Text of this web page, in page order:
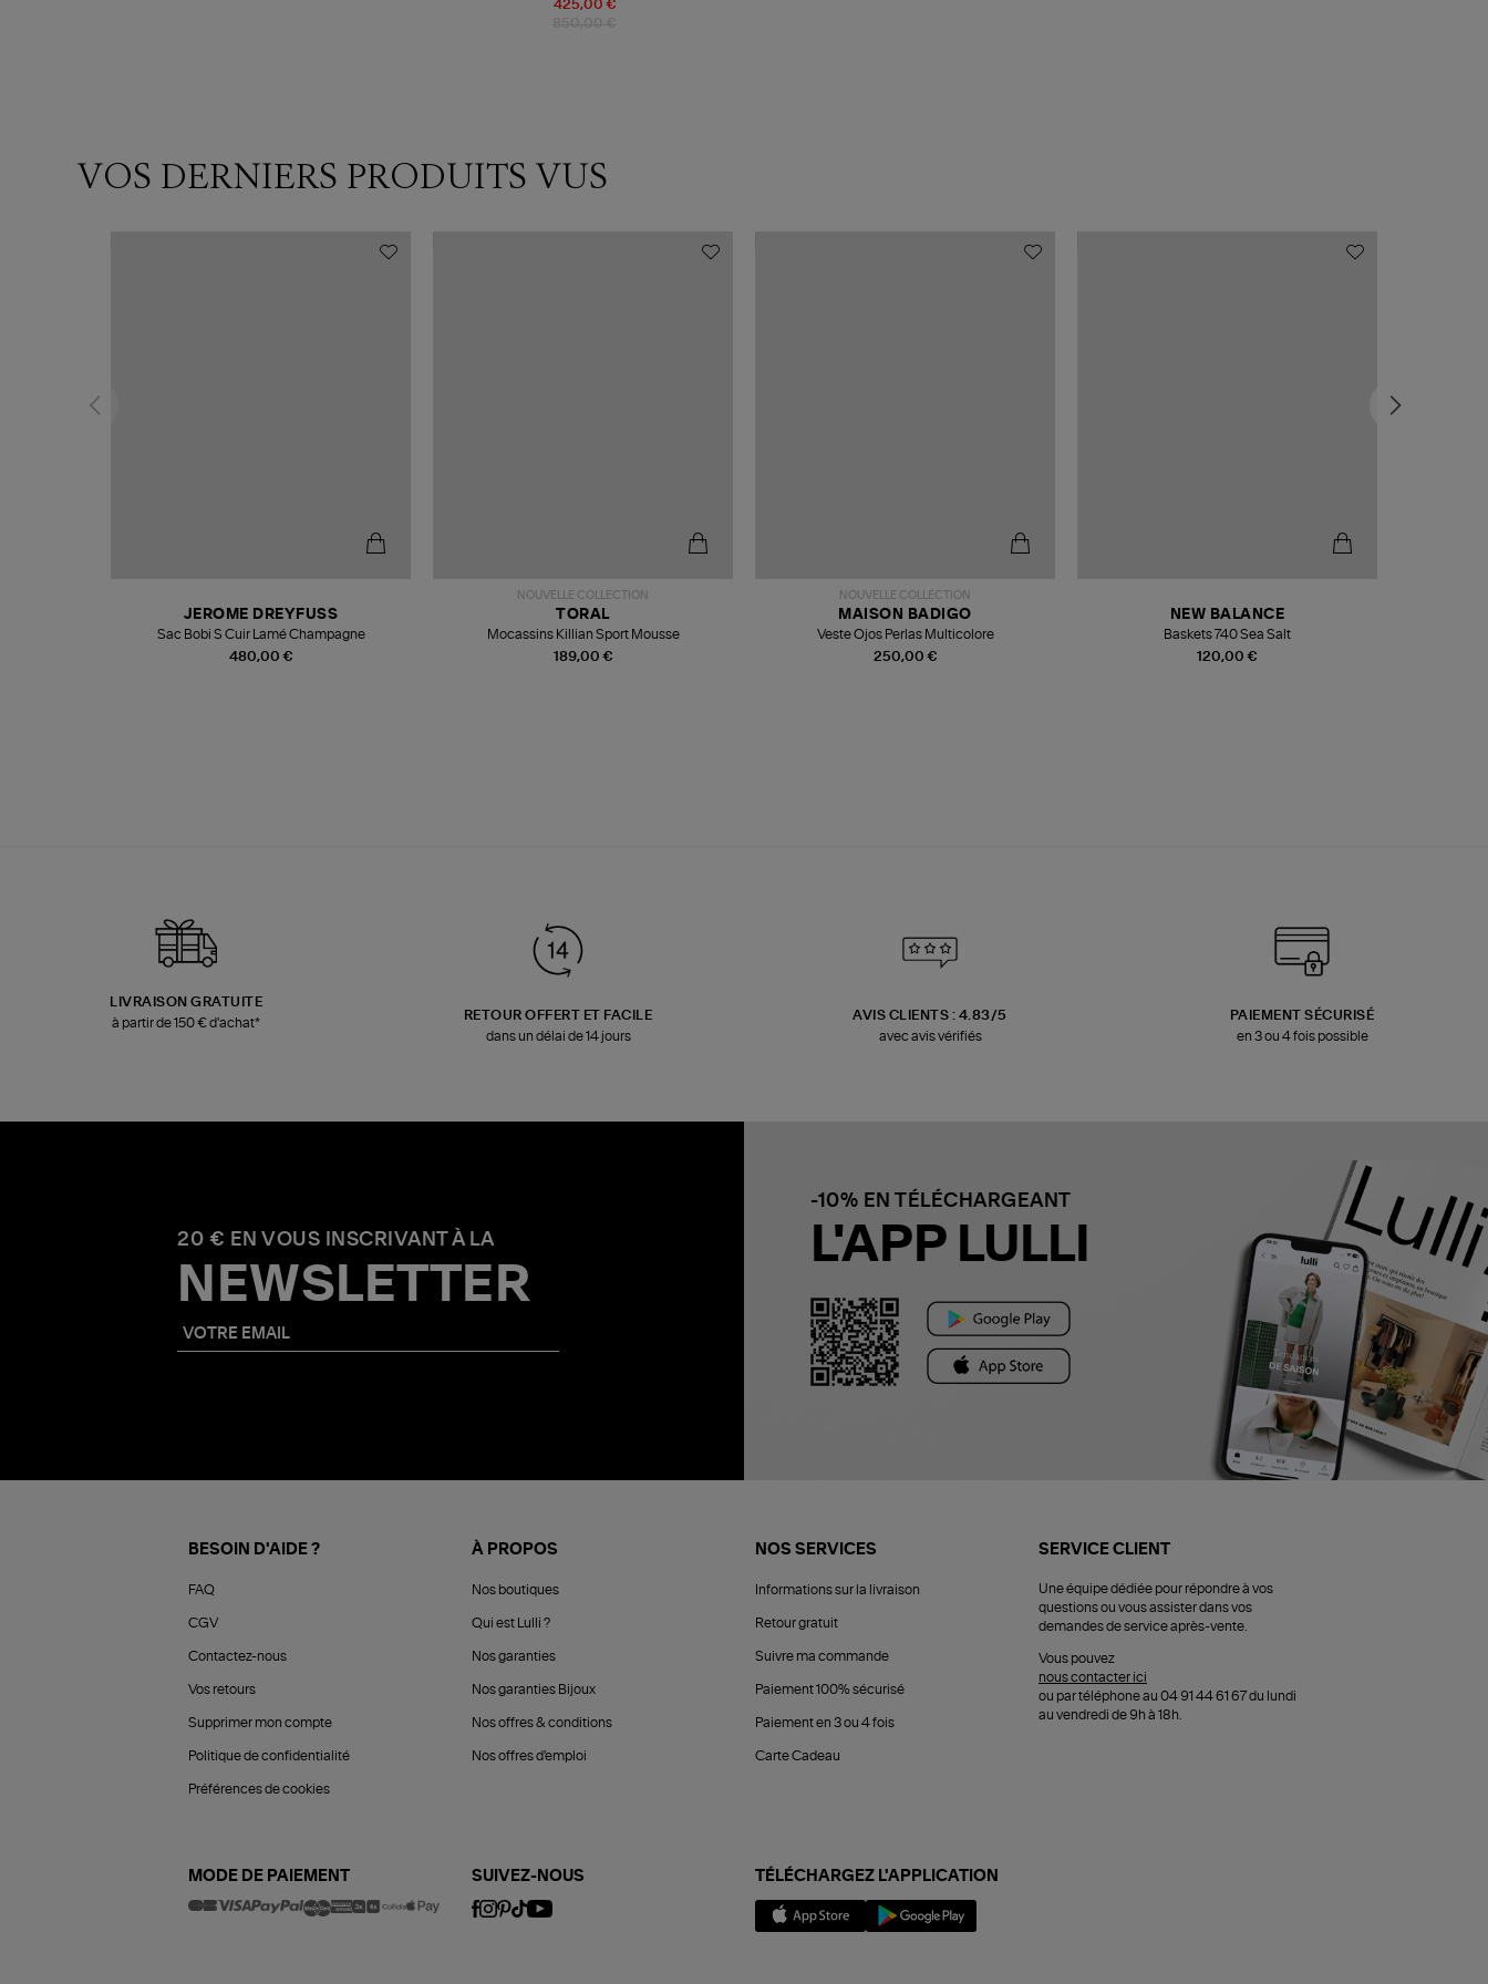
425,00 €
VOS DERNIERS PRODUITS VUS
480,00 €
JEROME DREYFUSS
Sac Bobi S Cuir Lamé Champagne
NOUVELLE COLLECTION
189,00 €
TORAL
Mocassins Killian Sport Mousse
NOUVELLE COLLECTION
250,00 €
MAISON BADIGO
Veste Ojos Perlas Multicolore
120,00 €
NEW BALANCE
Baskets 740 Sea Salt
LIVRAISON GRATUITE
à partir de 150 € d'achat*
RETOUR OFFERT ET FACILE
dans un délai de 14 jours
AVIS CLIENTS : 4.83/5
avec avis vérifiés
PAIEMENT SÉCURISÉ
en 3 ou 4 fois possible
20 € EN VOUS INSCRIVANT À LA
NEWSLETTER
-10% EN TÉLÉCHARGEANT
L'APP LULLI
BESOIN D'AIDE ?
FAQ
CGV
Contactez-nous
Vos retours
Supprimer mon compte
Politique de confidentialité
Préférences de cookies
À PROPOS
Nos boutiques
Qui est Lulli ?
Nos garanties
Nos garanties Bijoux
Nos offres & conditions
Nos offres d'emploi
NOS SERVICES
Informations sur la livraison
Retour gratuit
Suivre ma commande
Paiement 100% sécurisé
Paiement en 3 ou 4 fois
Carte Cadeau
SERVICE CLIENT
Une équipe dédiée pour répondre à vos
questions ou vous assister dans vos
demandes de service après-vente.
Vous pouvez
nous contacter ici
ou par téléphone au 04 91 44 61 67 du lundi
au vendredi de 9h à 18h.
MODE DE PAIEMENT SUIVEZ-NOUS TÉLÉCHARGEZ L'APPLICATION